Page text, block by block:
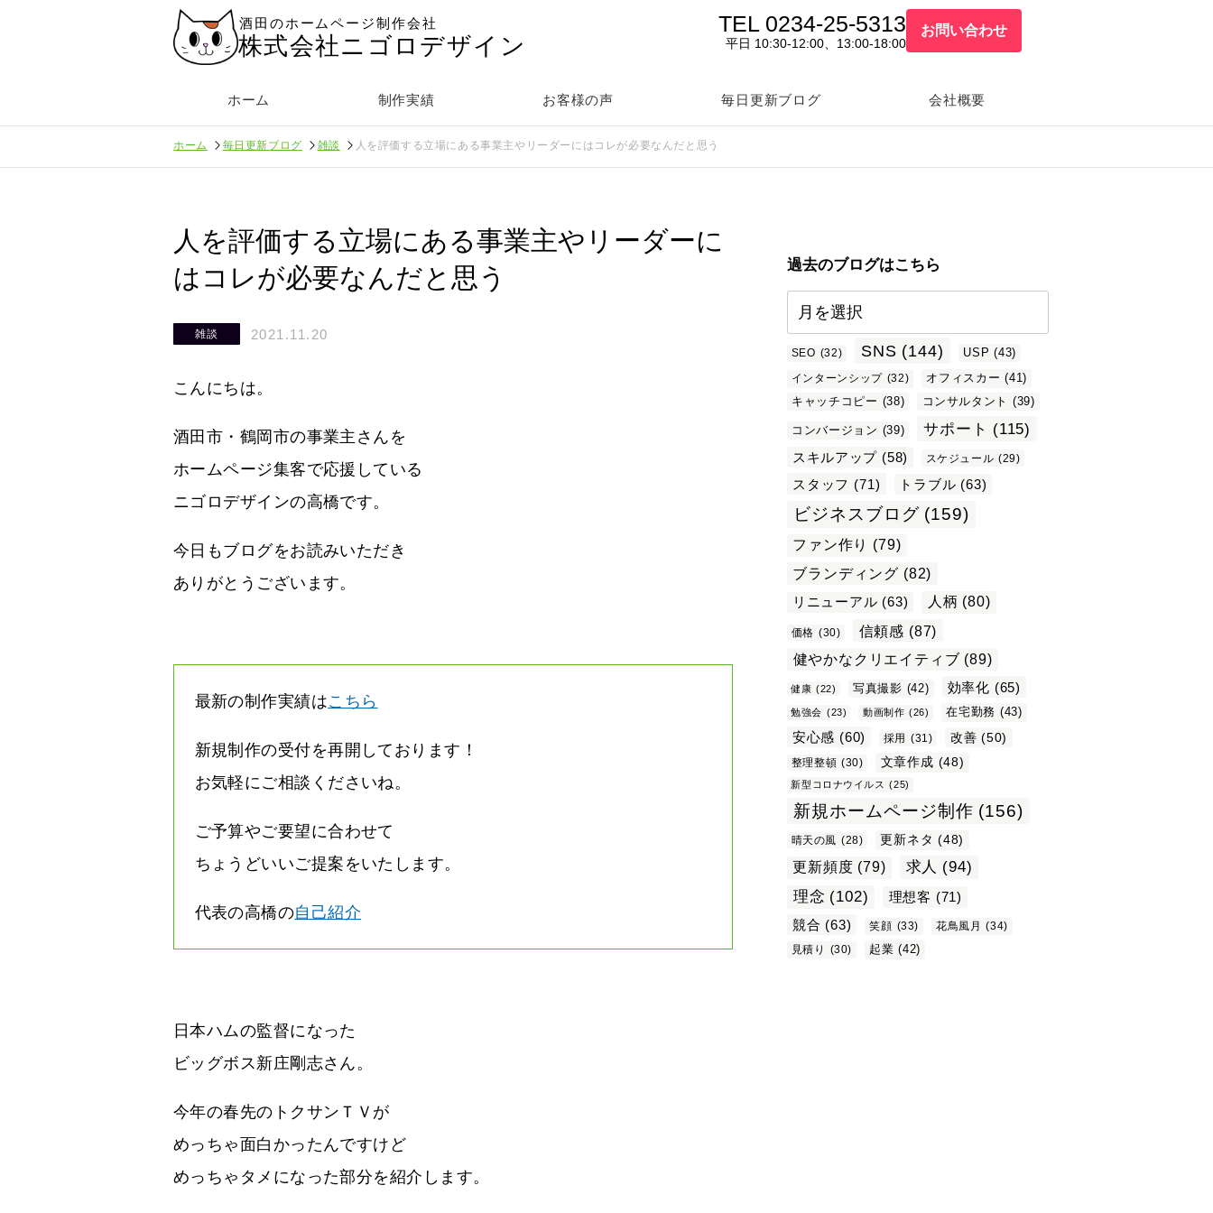
酒田のホームページ制作会社
株式会社ニゴロデザイン
TEL 0234-25-5313
平日 10:30-12:00、13:00-18:00
お問い合わせ
ホーム 制作実績 お客様の声 毎日更新ブログ 会社概要
ホーム 毎日更新ブログ 雑談 人を評価する立場にある事業主やリーダーにはコレが必要なんだと思う
人を評価する立場にある事業主やリーダーに
はコレが必要なんだと思う
雑談 2021.11.20
こんにちは。
酒田市・鶴岡市の事業主さんを
ホームページ集客で応援している
ニゴロデザインの高橋です。
今日もブログをお読みいただき
ありがとうございます。
最新の制作実績はこちら
新規制作の受付を再開しております！
お気軽にご相談くださいね。
ご予算やご要望に合わせて
ちょうどいいご提案をいたします。
代表の高橋の自己紹介
日本ハムの監督になった
ビッグボス新庄剛志さん。
今年の春先のトクサンＴＶが
めっちゃ面白かったんですけど
めっちゃタメになった部分を紹介します。
過去のブログはこちら
SEO (32) SNS (144) USP (43)
インターンシップ (32) オフィスカー (41)
キャッチコピー (38) コンサルタント (39)
コンバージョン (39) サポート (115)
スキルアップ (58) スケジュール (29)
スタッフ (71) トラブル (63)
ビジネスブログ (159)
ファン作り
(79)
ブランディング (82)
リニューアル (63) 人柄 (80)
価格 (30) 信頼感 (87)
健やかなクリエイティブ (89)
健康 (22) 写真撮影 (42) 効率化 (65)
勉強会 (23) 動画制作 (26) 在宅勤務 (43)
安心感 (60) 採用 (31) 改善 (50)
整理整頓 (30) 文章作成 (48)
新型コロナウイルス (25)
新規ホームページ制作 (156)
晴天の風 (28) 更新ネタ (48)
更新頻度 (79) 求人 (94)
理念 (102) 理想客 (71)
競合 (63) 笑顔 (33) 花鳥風月 (34)
見積り
(30) 起業 (42)